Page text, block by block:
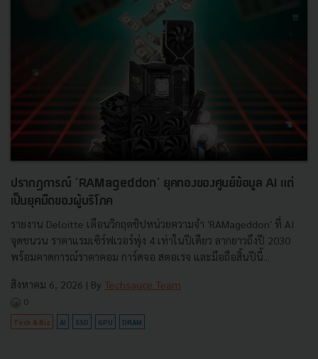
ปรากฏการณ์ ‘RAMageddon’ ยุคทองของศูนย์ข้อมูล AI แต่
เป็นยุคมืดของผู้บริโภค
รายงาน Deloitte เตือนวิกฤตชิปหน่วยความจำ 'RAMageddon' ที่ AI
จุดชนวน ราคาแรมเซิร์ฟเวอร์พุ่ง 4 เท่าในปีเดียว ลากยาวถึงปี 2030
พร้อมคาดการณ์ราคาคอม การ์ดจอ สตอเรจ และมือถือสิ้นปีนี้...
สิงหาคม 6, 2026 | By Techsauce Team
0
Tech & Biz AI SSD GPU DRAM